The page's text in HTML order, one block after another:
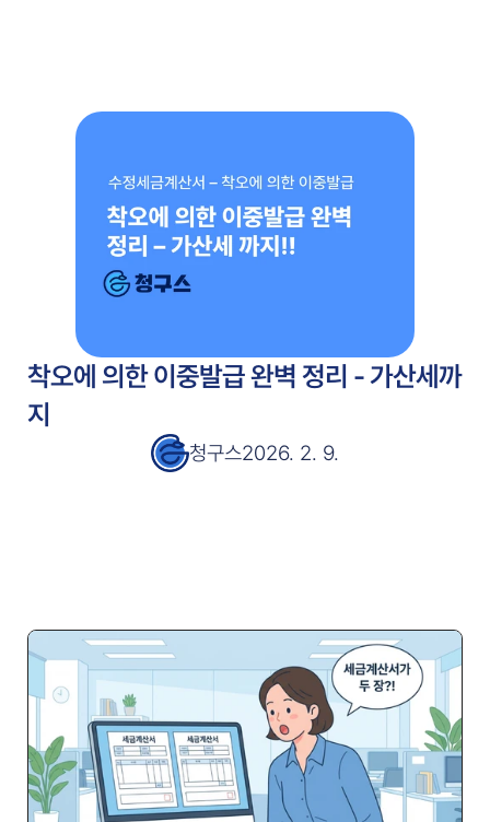
착오에 의한 이중발급 완벽 정리 - 가산세까
지
청구스2026. 2. 9.
고객 사례
고객 사례
서비스 소개서
서비스 소개서
블로그
블로그
가격 안내